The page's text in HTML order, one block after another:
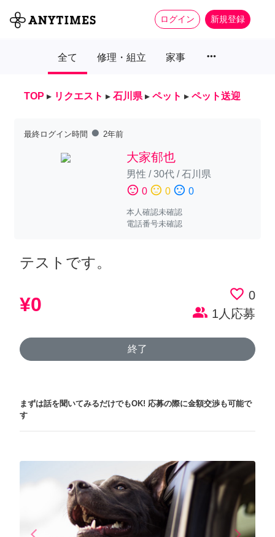
ログイン 新規登録
全て 修理・組立 家事 more_horiz
TOP ▸ リクエスト ▸ 石川県 ▸ ペット ▸ ペット送迎
最終ログイン時間 fiber_manual_record 2年前
大家郁也
男性 /30代/石川県
sentiment_satisfied 0 sentiment_neutral 0 sentiment_dissatisfied 0
本人確認未確認
電話番号未確認
テストです。
¥0 favorite_border 0
people_alt 1人応募
終了
まずは話を聞いてみるだけでもOK! 応募の際に金額交渉も可能で
す
arrow_back_ios arrow_forward_ios